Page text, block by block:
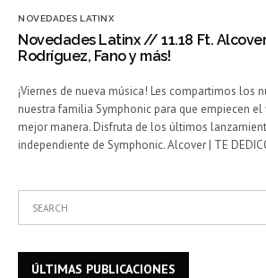
NOVEDADES LATINX
Novedades Latinx // 11.18 Ft.
Rodríguez, Fano y más!
¡Viernes de nueva música! Les compartimos los
nuestra familia Symphonic para que empiecen
mejor manera. Disfruta de los últimos
independiente de Symphonic. Alcover | TE
ÚLTIMAS PUBLICACIONES